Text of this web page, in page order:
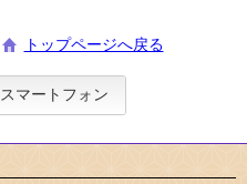
トップページへ戻る
スマートフォン